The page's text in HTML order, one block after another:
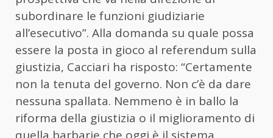
subordinare le funzioni giudiziarie
all’esecutivo”. Alla domanda su quale possa
essere la posta in gioco al referendum sulla
giustizia, Cacciari ha risposto: “Certamente
non la tenuta del governo. Non c’è da dare
nessuna spallata. Nemmeno è in ballo la
riforma della giustizia o il miglioramento di